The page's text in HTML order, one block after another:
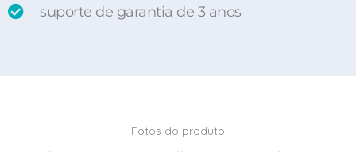
suporte de garantia de 3 anos
Fotos do produto